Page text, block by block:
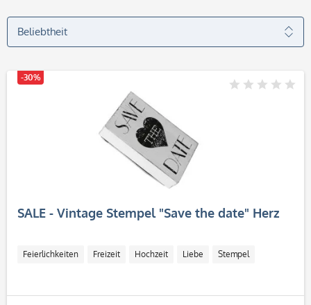
-30%
SALE - Vintage Stempel "Save the date" Herz
Feierlichkeiten Freizeit Hochzeit Liebe Stempel